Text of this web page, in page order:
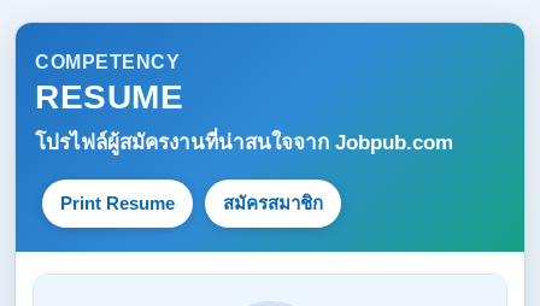
COMPETENCY
RESUME
โปรไฟล์ผู้สมัครงานที่น่าสนใจจาก Jobpub.com
Print Resume สมัครสมาชิก